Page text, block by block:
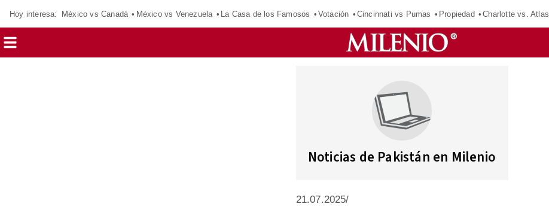
Hoy interesa: México vs Canadá México vs Venezuela La Casa de los Famosos Votación Cincinnati vs Pumas Propiedad Charlotte vs. Atlas
Noticias de Pakistán en Milenio
21.07.2025/